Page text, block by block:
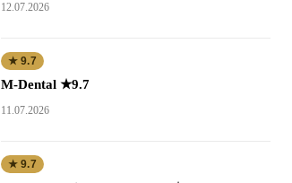
12.07.2026
★ 9.7
M-Dental ★9.7
11.07.2026
★ 9.7